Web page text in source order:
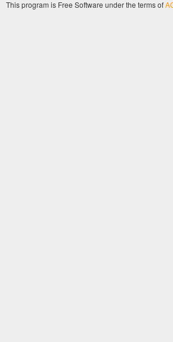
This program is Free Software under the terms of